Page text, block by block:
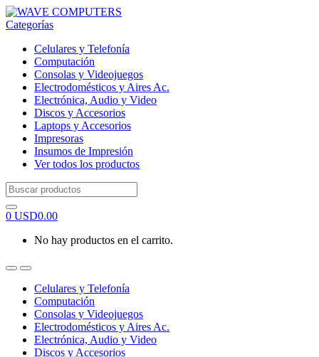
Skip
to
Skip
to
Categorías
Celulares y Telefonía
Computación
Consolas y Videojuegos
Electrodomésticos y Aires Ac.
Electrónica, Audio y Video
Discos y Accesorios
Laptops y Accesorios
Impresoras
Insumos de Impresión
Ver todos los productos
Search
for:
0 USD0.00
No hay productos en el carrito.
Celulares y Telefonía
Computación
Consolas y Videojuegos
Electrodomésticos y Aires Ac.
Electrónica, Audio y Video
Discos y Accesorios